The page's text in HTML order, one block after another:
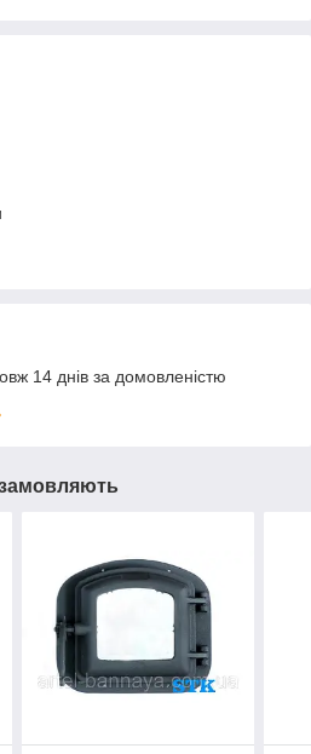
14 днів за домовленістю